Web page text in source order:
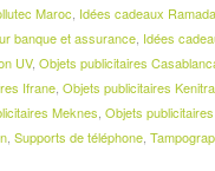
Maroc Idées cadeaux
banque et assurance Idées
UV,Objets publicitaires
Ifrane ,Objets publicitaires Kenitra
Meknes ,Objets
,Supports de téléphone ,